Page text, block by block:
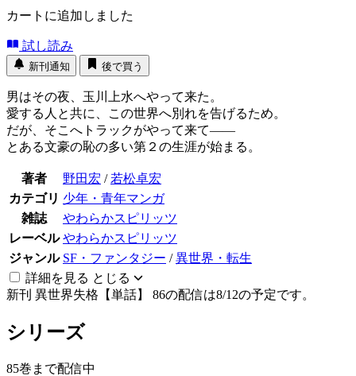
カートに追加しました
試し読み
新刊通知 後で買う
男はその夜、玉川上水へやって来た。
愛する人と共に、この世界へ別れを告げるため。
だが、そこへトラックがやって来て――
とある文豪の恥の多い第２の生涯が始まる。
著者 野田宏 / 若松卓宏
カテゴリ 少年・青年マンガ
雑誌
やわらかスピリッツ
レーベル やわらかスピリッツ
ジャンル SF・ファンタジー /異世界・転生
詳細を見る とじる
新刊 異世界失格【単話】 86の配信は8/12の予定です。
シリーズ
85巻まで配信中